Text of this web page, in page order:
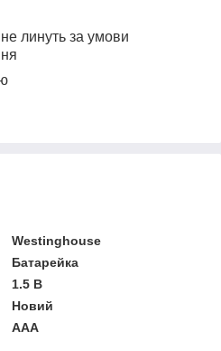
линуть за умови
Westinghouse
Батарейка
1.5 В
Новий
AAA